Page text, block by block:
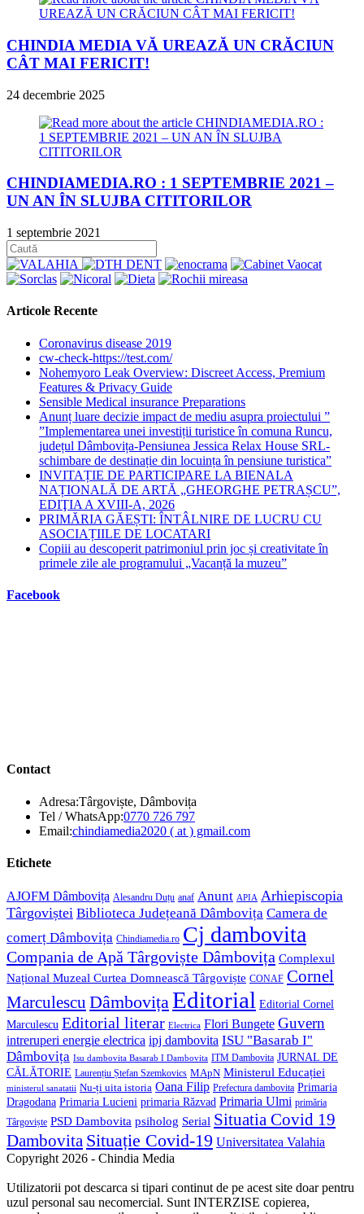
CHINDIA MEDIA VĂ UREAZĂ UN CRĂCIUN
CÂT MAI FERICIT!
24 decembrie 2025
CHINDIAMEDIA.RO : 1 SEPTEMBRIE 2021 –
UN AN ÎN SLUJBA CITITORILOR
1 septembrie 2021
Articole Recente
Coronavirus disease 2019
cw-check-https://test.com/
Nohemyoro Leak Overview: Discreet Access, Premium
Features & Privacy Guide
Sensible Medical insurance Preparations
Anunț luare decizie impact de mediu asupra proiectului ”
”Implementarea unei investiții turistice în comuna Runcu,
județul Dâmbovița-Pensiunea Jessica Relax House SRL-
schimbare de destinație din locuința în pensiune turistica”
INVITAȚIE DE PARTICIPARE LA BIENALA
NAȚIONALĂ DE ARTĂ „GHEORGHE PETRAȘCU”,
EDIŢIA A XVIII-A, 2026
PRIMĂRIA GĂEȘTI: ÎNTÂLNIRE DE LUCRU CU
ASOCIAȚIILE DE LOCATARI
Copiii au descoperit patrimoniul prin joc și creativitate în
primele zile ale programului „Vacanță la muzeu”
Facebook
Contact
Adresa:Târgoviște, Dâmbovița
Tel / WhatsApp:0770 726 797Opens
in
Email:chindiamedia2020 ( at ) gmail.comOpens
Etichete
AJOFM Dâmbovița Alesandru Duțu anaf Anunt APIA Arhiepiscopia
Târgoviștei Biblioteca Județeană Dâmbovița Camera de
comerț Dâmbovița Chindiamedia.ro Cj dambovita
Compania de Apă Târgoviște Dâmbovița Complexul
Național Muzeal Curtea Domnească Târgoviște CONAF Cornel
Marculescu DâmbovițaEditorial Editorial Cornel
Marculescu Editorial literar Electrica Flori Bungete Guvern
intreruperi energie electrica ipj dambovita ISU "Basarab I"
Dâmbovița Isu dambovita Basarab I Dambovita ITM Dambovita JURNAL DE
CĂLĂTORIE Laurențiu Ștefan Szemkovics MApN Ministerul Educației
ministerul sanatatii Nu-ți uita istoria Oana Filip Prefectura dambovita Primaria
Dragodana Primaria Lucieni primaria Răzvad Primaria Ulmi primăria
Târgoviște PSD Dambovita psiholog Serial Situatia Covid 19
Dambovita Situație Covid-19 Universitatea Valahia
Copyright 2026 - Chindia Media
Utilizatorii pot descarca si tipari continut de pe acest site doar pentru
uzul personal sau necomercial. Sunt INTERZISE copierea,